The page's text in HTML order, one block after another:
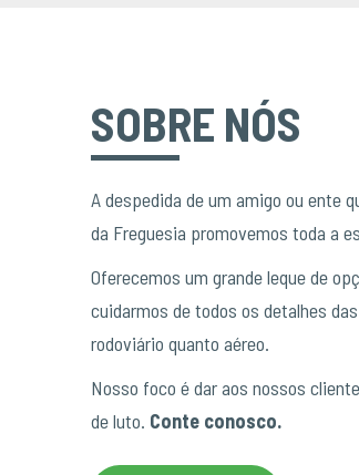
SOBRE NÓS
A despedida de um amigo ou ente
da Freguesia promovemos toda a
Oferecemos um grande leque de
cuidarmos de todos os detalhes
rodoviário quanto aéreo.
Nosso foco é dar aos nossos
de luto. Conte conosco.